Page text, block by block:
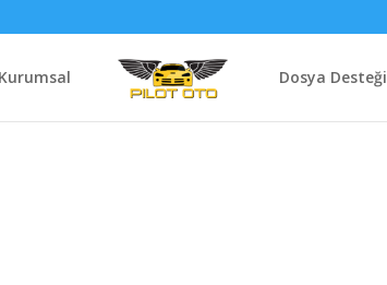
Kurumsal Dosya Desteği